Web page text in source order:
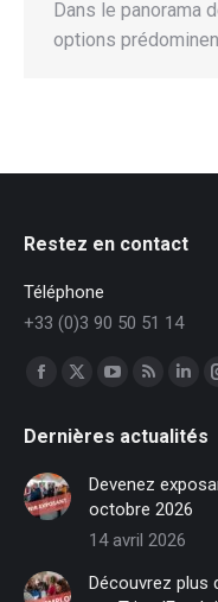
Dans le panorama
options
Restez en contact
Téléphone
+33 (0)3 90 50 51 14
Trouvez nous sur :
Facebook
opens
in
new
window
X
opens
new
window
opens
in
new
window
opens
in
new
window
in
new
Dernières actualités
Devenez
octobre 2026
14 avril 2026
Découvrez plus